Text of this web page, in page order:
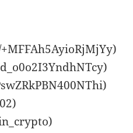
+MFFAh5AyioRjMjYy)